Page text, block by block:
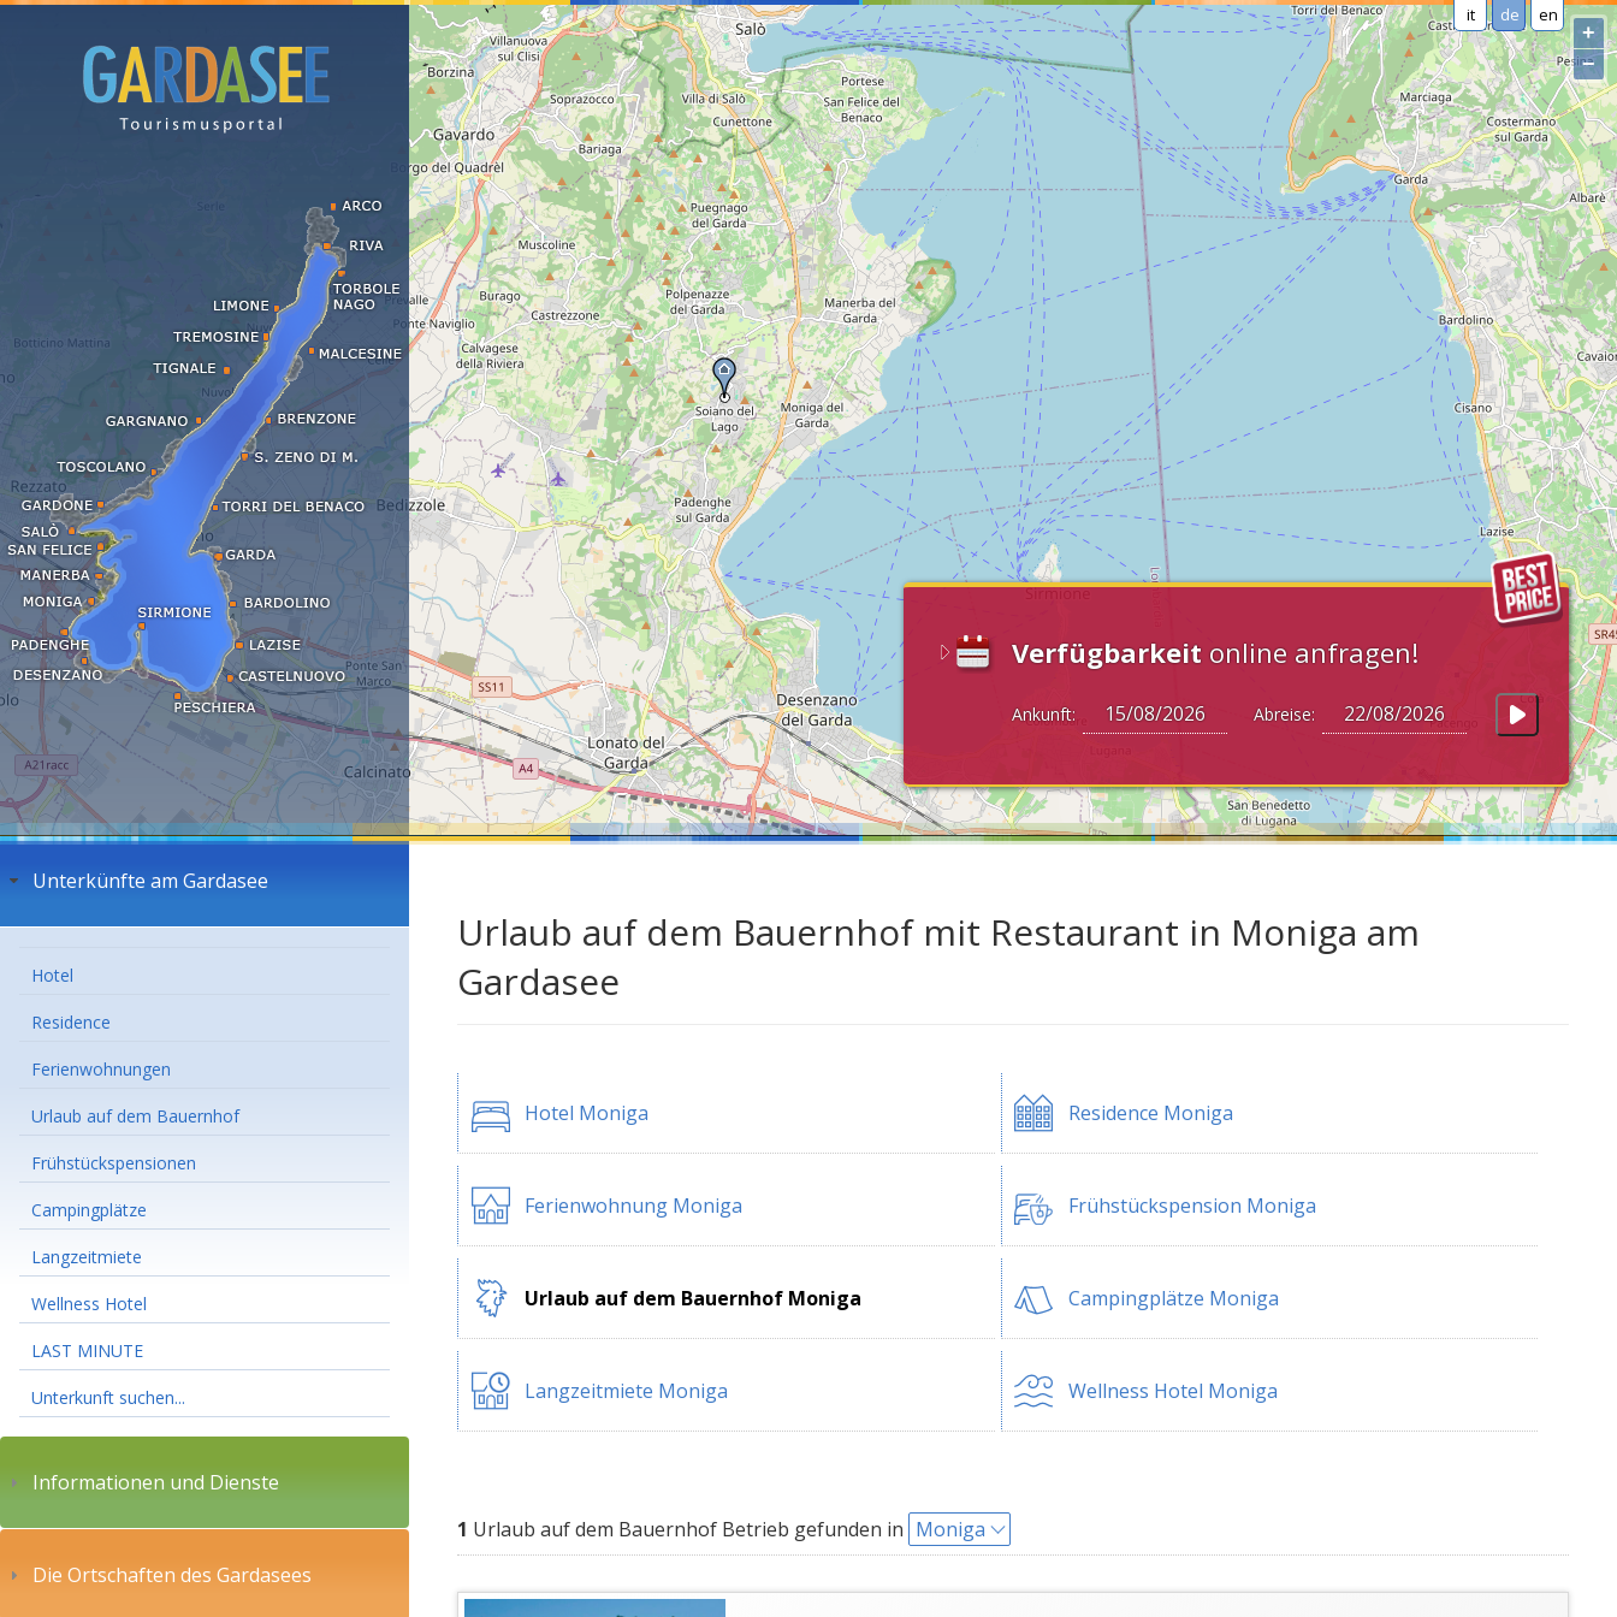
it de en
Verfügbarkeit online anfragen!
Ankunft: Abreise:
+
−
Unterkünfte am Gardasee
Hotel
Residence
Ferienwohnungen
Urlaub auf dem Bauernhof
Frühstückspensionen
Campingplätze
Langzeitmiete
Wellness Hotel
LAST MINUTE
Unterkunft suchen...
Informationen und Dienste
Die Ortschaften des Gardasees
Urlaub auf dem Bauernhof mit Restaurant in Moniga am
Gardasee
Hotel Moniga Residence Moniga
Ferienwohnung Moniga Frühstückspension Moniga
Urlaub auf dem Bauernhof Moniga Campingplätze Moniga
Langzeitmiete Moniga Wellness Hotel Moniga
1 Urlaub auf dem Bauernhof Betrieb gefunden in Moniga